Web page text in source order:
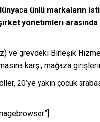
ünlü markaların
yönetimleri
ve grevdeki Birleşik
karşı, mağaza
20’ye yakın çocuk